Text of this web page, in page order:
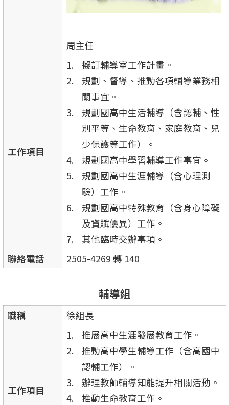
周主任
工作項目
擬訂輔導室工作計畫。
規劃、督導、推動各項輔導業務相
關事宜。
規劃國高中生活輔導（含認輔、性
別平等、生命教育、家庭教育、兒
少保護等工作）。
規劃國高中學習輔導工作事宜。
規劃國高中生涯輔導（含心理測
驗）工作。
規劃國高中特殊教育（含身心障礙
及資賦優異）工作。
其他臨時交辦事項。
聯絡電話
2505-4269 轉 140
輔導組
職稱 徐組長
工作項目
推展高中生涯發展教育工作。
推動高中學生輔導工作（含高國中
認輔工作）。
辦理教師輔導知能提升相關活動。
推動生命教育工作。